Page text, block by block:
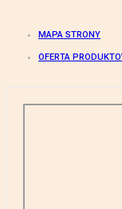
MAPA STRONY
OFERTA